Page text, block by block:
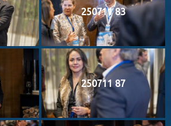
250711 83
250711 87